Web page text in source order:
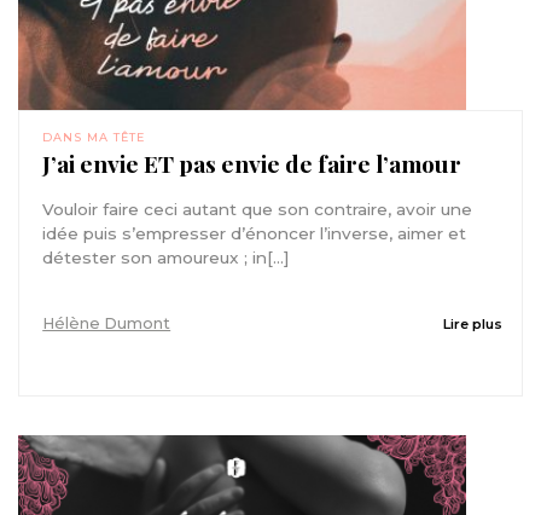
DANS MA TÊTE
J’ai envie ET pas envie de faire l’amour
Vouloir faire ceci autant que son contraire, avoir une
idée puis s’empresser d’énoncer l’inverse, aimer et
détester son amoureux ; in[...]
Hélène Dumont Lire plus